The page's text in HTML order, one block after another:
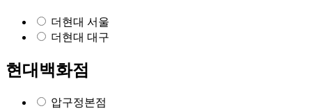
더현대 서울
더현대 대구
현대백화점
압구정본점